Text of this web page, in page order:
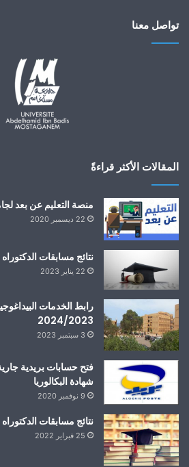
تواصل معنا
المقالات الأكثر قراءةً
منصة التعليم عن بعد
22 ديسمبر 2020
نتائج مسابقات الدكتوراه 2022 ـ 2023
22 يناير 2023
رابط الخدمات
2024/2023
3 سبتمبر 2023
فتح حسابات بريدية
شهادة البكالوريا
9 نوفمبر 2020
نتائج مسابقات الدكتوراه 2021 ـ 2022
25 فبراير 2022